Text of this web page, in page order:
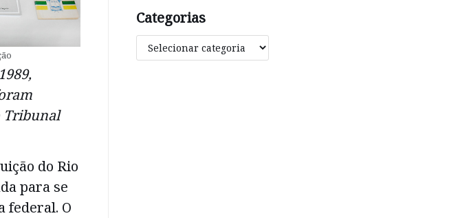
Tribunal
do Rio
para se
federal. O
Categorias